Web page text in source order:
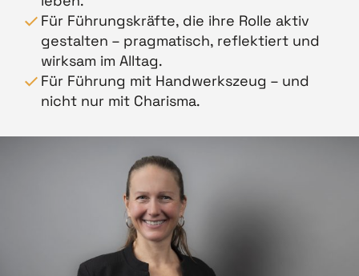
Für Führungskräfte, die ihre Rolle aktiv
gestalten – pragmatisch, reflektiert und
wirksam im Alltag.
Für Führung mit Handwerkszeug – und
nicht nur mit Charisma.